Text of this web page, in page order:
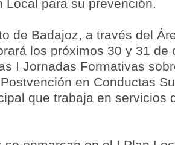
Local para su prevención.
de Badajoz, a través del
los próximos 30 y 31 de
I Jornadas Formativas
en Conductas
que trabaja en servicios